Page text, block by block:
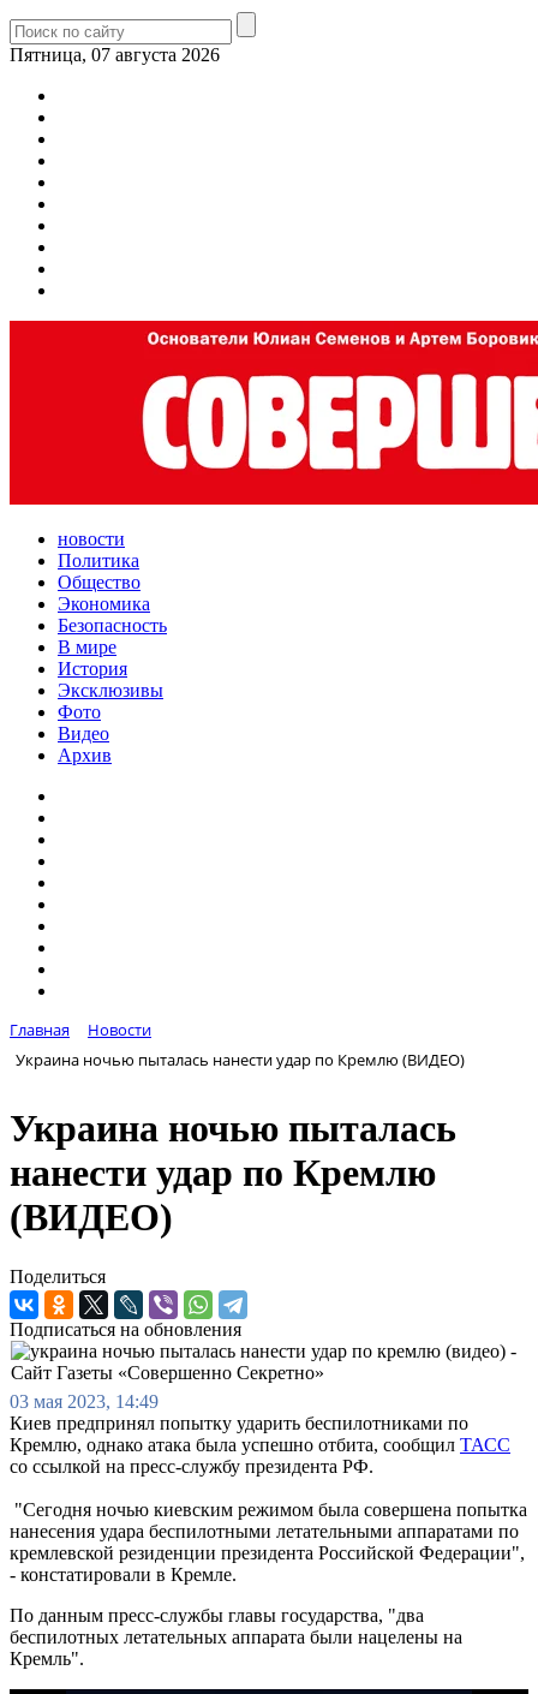
Пятница, 07 августа 2026
новости
Политика
Общество
Экономика
Безопасность
В мире
История
Эксклюзивы
Фото
Видео
Архив
Главная
Новости
Украина ночью пыталась нанести удар по Кремлю (ВИДЕО)
Украина ночью пыталась
нанести удар по Кремлю
(ВИДЕО)
Поделиться
Подписаться на обновления
03 мая 2023, 14:49
Киев предпринял попытку ударить беспилотниками по
Кремлю, однако атака была успешно отбита, сообщил ТАСС
со ссылкой на пресс-службу президента РФ.
"Сегодня ночью киевским режимом была совершена попытка
нанесения удара беспилотными летательными аппаратами по
кремлевской резиденции президента Российской Федерации",
- констатировали в Кремле.
По данным пресс-службы главы государства, "два
беспилотных летательных аппарата были нацелены на
Кремль".